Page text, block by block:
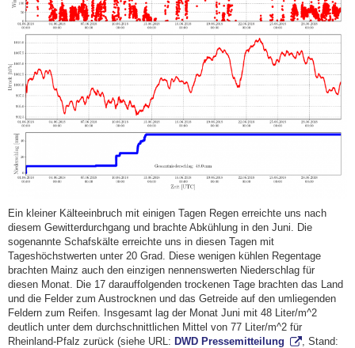
Ein kleiner Kälteeinbruch mit einigen Tagen Regen erreichte uns nach
diesem Gewitterdurchgang und brachte Abkühlung in den Juni. Die
sogenannte Schafskälte erreichte uns in diesen Tagen mit
Tageshöchstwerten unter 20 Grad. Diese wenigen kühlen Regentage
brachten Mainz auch den einzigen nennenswerten Niederschlag für
diesen Monat. Die 17 darauffolgenden trockenen Tage brachten das Land
und die Felder zum Austrocknen und das Getreide auf den umliegenden
Feldern zum Reifen. Insgesamt lag der Monat Juni mit 48 Liter/m^2
deutlich unter dem durchschnittlichen Mittel von 77 Liter/m^2 für
Rheinland-Pfalz zurück (siehe URL: DWD Pressemitteilung
, Stand: